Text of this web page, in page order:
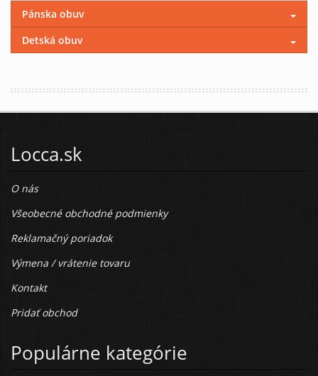
Pánska obuv
Detská obuv
Locca.sk
O nás
Všeobecné obchodné podmienky
Reklamačný poriadok
Výmena / vrátenie tovaru
Kontakt
Pridať obchod
Populárne kategórie